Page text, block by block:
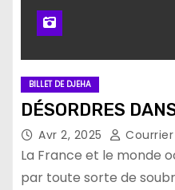
BILLET DE DJEHA
DÉSORDRES
Avr 2, 2025 Courrier
La France et le monde
par toute sorte de